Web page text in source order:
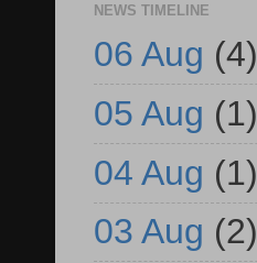
NEWS TIMELINE
06 Aug (4)
05 Aug (1)
04 Aug (1)
03 Aug (2)